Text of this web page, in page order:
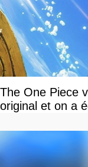
The One Piece
original et on a